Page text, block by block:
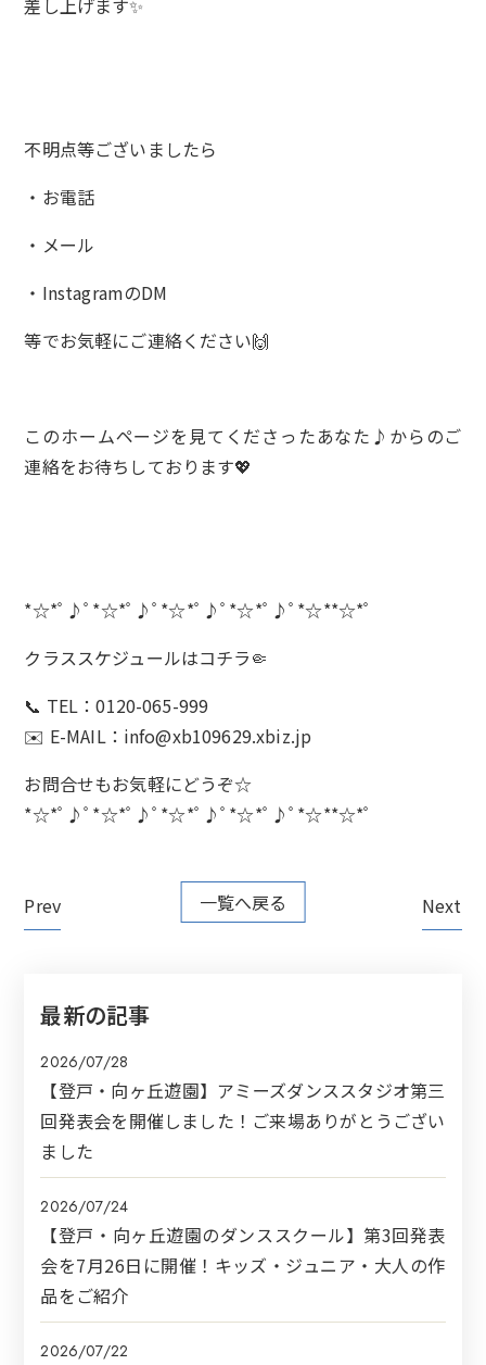
差し上げます✨
不明点等ございましたら
・お電話
・メール
・InstagramのDM
等でお気軽にご連絡ください🙌
このホームページを見てくださったあなた♪からのご
連絡をお待ちしております💖
*☆*ﾟ♪ﾟ*☆*ﾟ♪ﾟ*☆*ﾟ♪ﾟ*☆*ﾟ♪ﾟ*☆**☆*ﾟ
クラススケジュールはコチラ🤏
📞 TEL：0120-065-999
✉️ E-MAIL：info@xb109629.xbiz.jp
お問合せもお気軽にどうぞ☆
*☆*ﾟ♪ﾟ*☆*ﾟ♪ﾟ*☆*ﾟ♪ﾟ*☆*ﾟ♪ﾟ*☆**☆*ﾟ
Prev 一覧へ戻る Next
最新の記事
2026/07/28
【登戸・向ヶ丘遊園】アミーズダンススタジオ第三
回発表会を開催しました！ご来場ありがとうござい
ました
2026/07/24
【登戸・向ヶ丘遊園のダンススクール】第3回発表
会を7月26日に開催！キッズ・ジュニア・大人の作
品をご紹介
2026/07/22